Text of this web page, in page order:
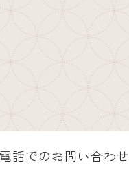
話でのお問い合わせ